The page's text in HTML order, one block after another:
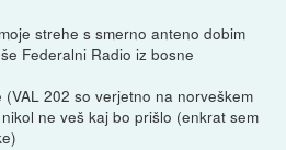
strehe s smerno anteno dobim
Federalni Radio iz bosne
202 so verjetno na norveškem
ne veš kaj bo prišlo (enkrat sem